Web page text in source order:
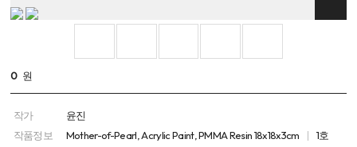
0 원
작가
윤진
작품정보
Mother-of-Pearl, Acrylic Paint, PMMA Resin 18x18x3cm
1호